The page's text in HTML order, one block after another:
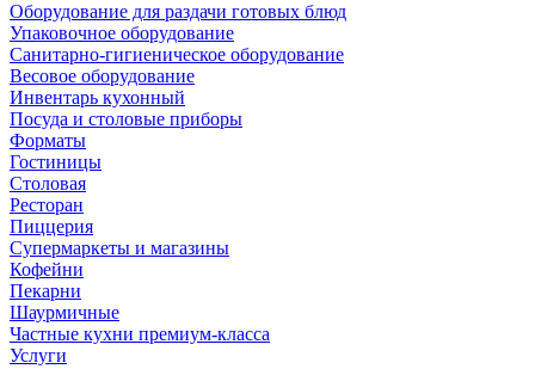
Оборудование для раздачи готовых блюд
Упаковочное оборудование
Санитарно-гигиеническое оборудование
Весовое оборудование
Инвентарь кухонный
Посуда и столовые приборы
Форматы
Гостиницы
Столовая
Ресторан
Пиццерия
Супермаркеты и магазины
Кофейни
Пекарни
Шаурмичные
Частные кухни премиум-класса
Услуги